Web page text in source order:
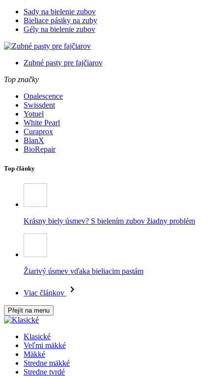
Sady na bielenie zubov
Bieliace pásiky na zuby
Gély na bielenie zubov
Zubné pasty pre fajčiarov
Top značky
Opalescence
Swissdent
Yotuel
White Pearl
Curaprox
BlanX
BioRepair
Top články
Krásny biely úsmev? S bielením zubov žiadny problém
Žiarivý úsmev vďaka bieliacim pastám
Viac článkov
Přejít na menu
Klasické
Veľmi mäkké
Mäkké
Stredne mäkké
Stredne tvrdé